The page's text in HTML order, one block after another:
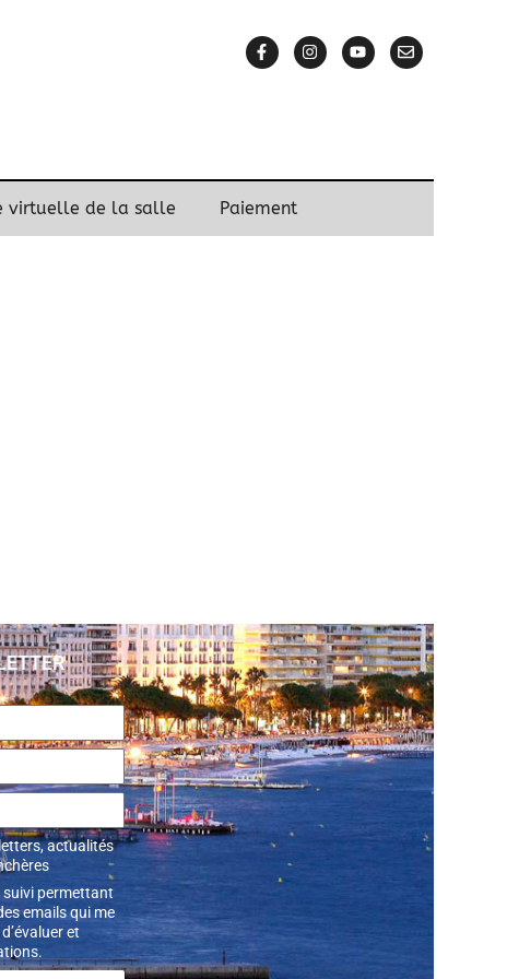
virtuelle de la salle Paiement
actualités
suivi permettant
emails qui me
et